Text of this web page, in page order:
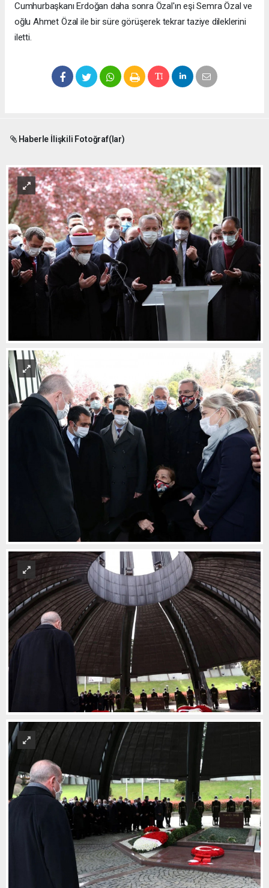
Cumhurbaşkanı Erdoğan daha sonra Özal'ın eşi Semra Özal ve
oğlu Ahmet Özal ile bir süre görüşerek tekrar taziye dileklerini
iletti.
Haberle İlişkili Fotoğraf(lar)